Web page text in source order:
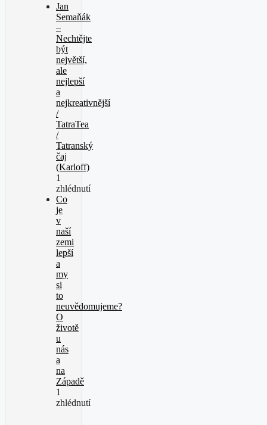
Jan
Semaňák
–
Nechtějte
být
největší,
ale
nejlepší
a
nejkreativnější
/
TatraTea
/
Tatranský
čaj
(Karloff)
1
zhlédnutí
Co
je
v
naší
zemi
lepší
a
my
si
to
neuvědomujeme?
O
životě
u
nás
a
na
Západě
1
zhlédnutí